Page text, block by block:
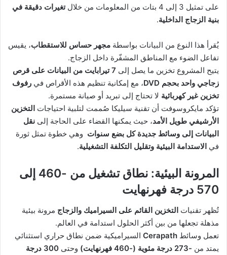
على تمثيل 3 إلى 4 بتات من المعلومات من خلال
تغيرات دقيقة في
بنية الزجاج الداخلية.
يُقرأ هذا النوع من البيانات بواسطة مجهر حساس للاستقطاب، يقيس
تفاعل الضوء مع المناطق المشفّرة داخل الزجاج.
يتيح المشروع تخزين ما يصل إلى
7 تيرابايت من البيانات على قرص
زجاجي واحد بحجم DVD
، مع إمكانية تنظيم هذه الأقراص في رفوف
تخزين غير كهربائية لا تحتاج إلى تبريد أو صيانة مستمرة.
تؤكد مايكروسوفت أن تقنية سيليكا صُممت لتلبية احتياجات التخزين
الأرشيفي طويل الأمد، حيث يمكنها القضاء على الحاجة إلى نقل
البيانات إلى وسائط جديدة كل بضع سنوات وهي خطوة تمثل ثورة
في الاستدامة البيئية وتقليل التكلفة التشغيلية.
المرونة البيئية: نطاق تشغيل من -460 إلى
570 درجة فهرنهايت
تُظهر تقنيات التخزين القائم على السيراميك والزجاج مرونة بيئية
مذهلة تجعلها من بين أكثر الحلول استدامة في العالم.
تعمل وسائط Cerapath السيراميكية ضمن نطاق حراري استثنائي
يمتد من -273 درجة مئوية (-460 فهرنهايت) وحتى
300 درجة